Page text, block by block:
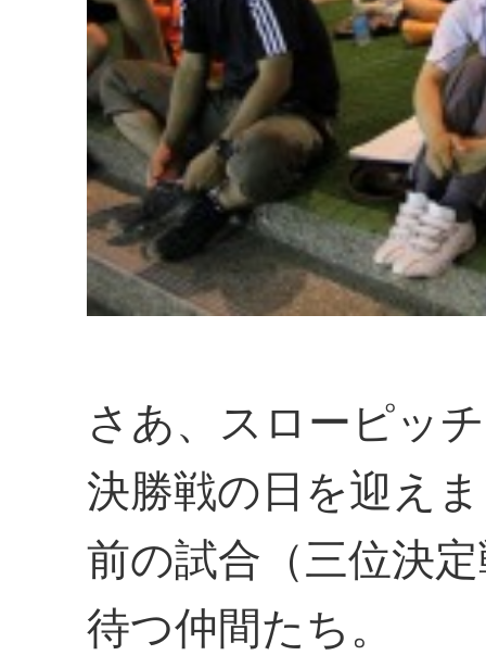
さあ、スローピッ
決勝戦の日を迎え
前の試合（三位決
待つ仲間たち。